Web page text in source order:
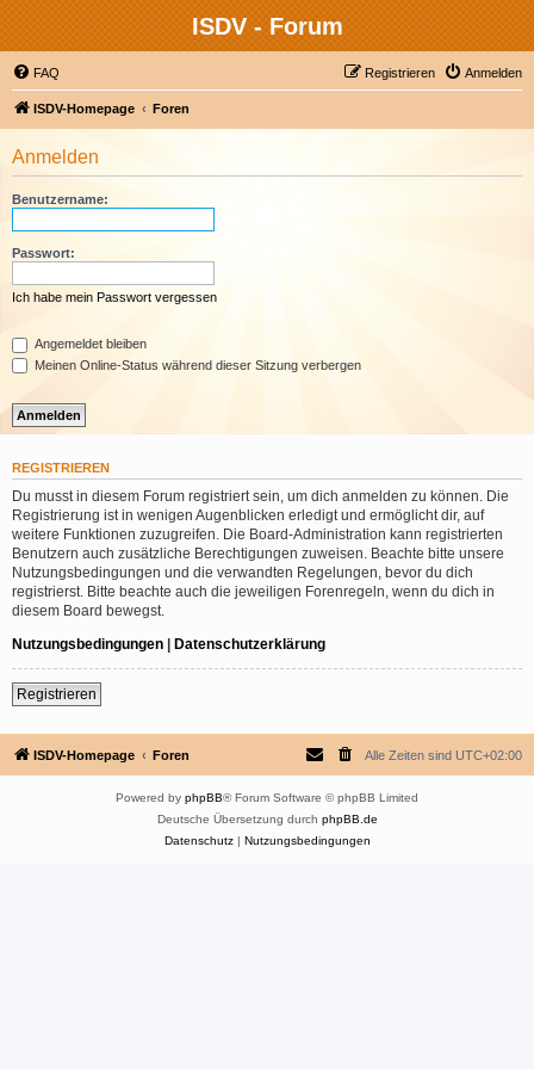
ISDV - Forum
FAQ Anmelden
Registrieren
ISDV-Homepage Foren
Anmelden
Benutzername:
Passwort:
Ich habe mein Passwort vergessen
Angemeldet bleiben
Meinen Online-Status während dieser Sitzung verbergen
REGISTRIEREN
Du musst in diesem Forum registriert sein, um dich anmelden zu können. Die
Registrierung ist in wenigen Augenblicken erledigt und ermöglicht dir, auf
weitere Funktionen zuzugreifen. Die Board-Administration kann registrierten
Benutzern auch zusätzliche Berechtigungen zuweisen. Beachte bitte unsere
Nutzungsbedingungen und die verwandten Regelungen, bevor du dich
registrierst. Bitte beachte auch die jeweiligen Forenregeln, wenn du dich in
diesem Board bewegst.
Nutzungsbedingungen | Datenschutzerklärung
Registrieren
ISDV-Homepage Foren Alle Zeiten sind UTC+02:00
Powered by phpBB® Forum Software © phpBB Limited
Deutsche Übersetzung durch phpBB.de
Datenschutz| Nutzungsbedingungen